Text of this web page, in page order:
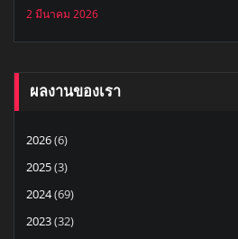
2 มีนาคม 2026
ผลงานของเรา
2026(6)
2025(3)
2024(69)
2023(32)